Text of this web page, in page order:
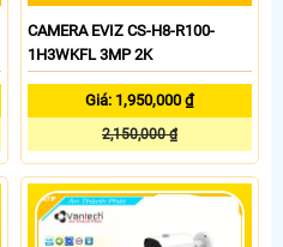
CAMERA EVIZ CS-H8-R100-
1H3WKFL 3MP 2K
Giá: 1,950,000 ₫
2,150,000 ₫